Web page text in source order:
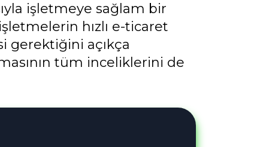
işletmeye sağlam bir
hızlı e-ticaret
gerektiğini açıkça
tüm inceliklerini de